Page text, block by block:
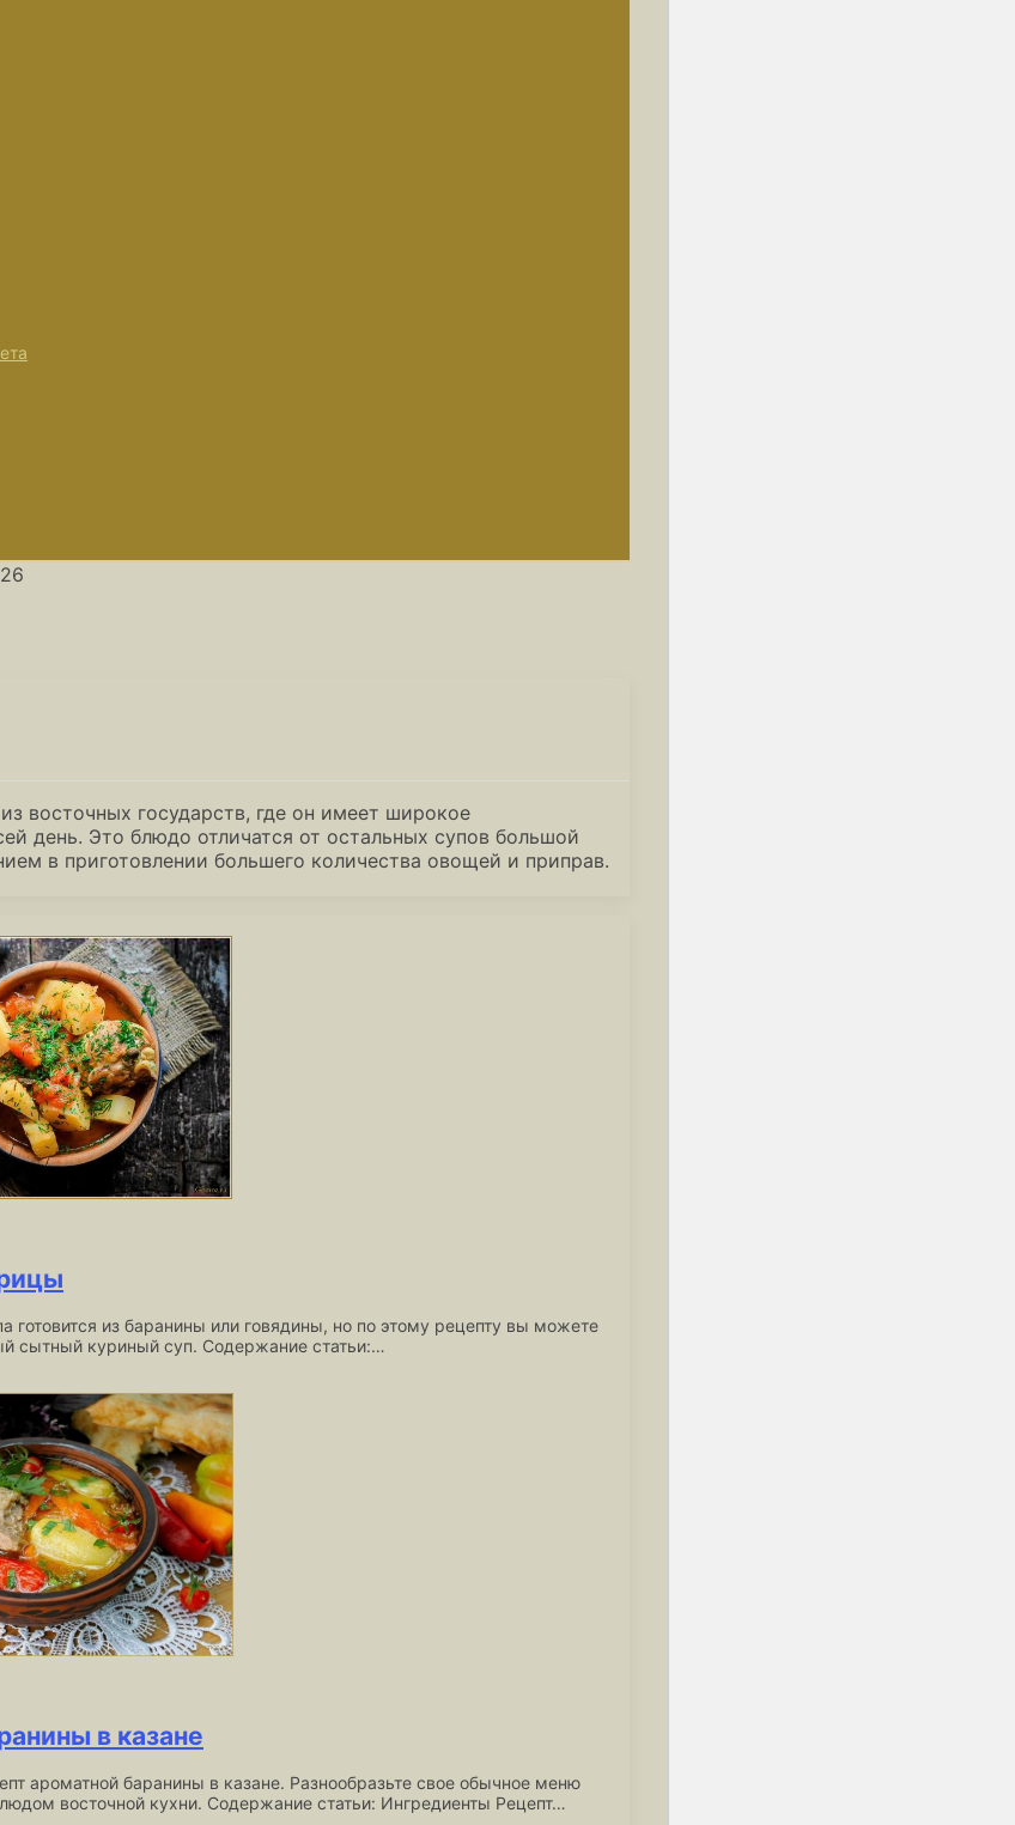
восточных государств, где он имеет широкое
день. Это блюдо отличатся от остальных супов большой
в приготовлении большего количества овощей и приправ.
готовится из баранины или говядины, но по этому рецепту вы можете
сытный куриный суп. Содержание статьи:…
в казане
ароматной баранины в казане. Разнообразьте свое обычное меню
восточной кухни. Содержание статьи: Ингредиенты Рецепт…